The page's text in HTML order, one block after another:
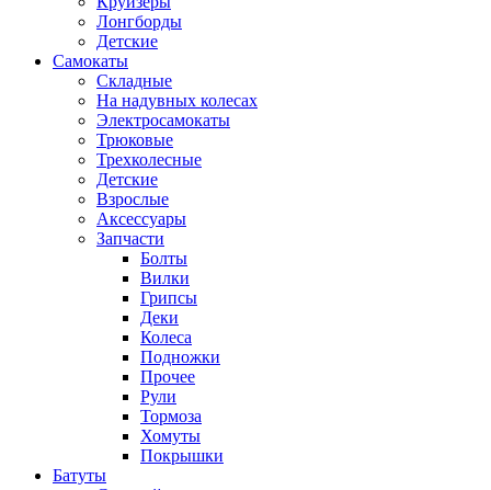
Лонгборды
Детские
Самокаты
Складные
На надувных колесах
Электросамокаты
Трюковые
Трехколесные
Детские
Взрослые
Аксессуары
Запчасти
Болты
Вилки
Грипсы
Деки
Колеса
Подножки
Прочее
Рули
Тормоза
Хомуты
Покрышки
Батуты